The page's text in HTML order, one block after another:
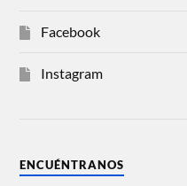
Facebook
Instagram
ENCUÉNTRANOS